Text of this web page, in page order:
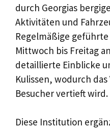
durch Georgias
Aktivitäten und
Regelmäßige
Mittwoch bis Freitag
detaillierte Einblicke
Kulissen, wodurch
Besucher vertieft wird.
Diese Institution